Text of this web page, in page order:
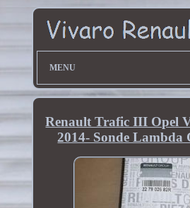
MENU
Renault Trafic III Opel
2014- Sonde Lambda